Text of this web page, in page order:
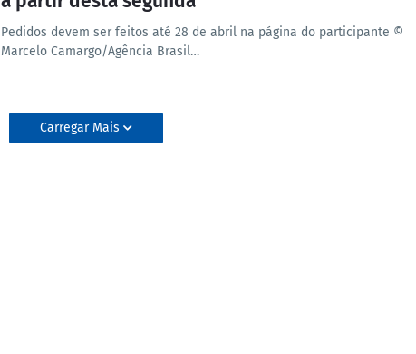
Pedidos devem ser feitos até 28 de abril na página do participante ©
Marcelo Camargo/Agência Brasil…
Carregar Mais